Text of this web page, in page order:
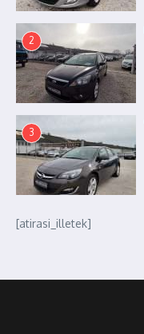
2
3
[atirasi_illetek]